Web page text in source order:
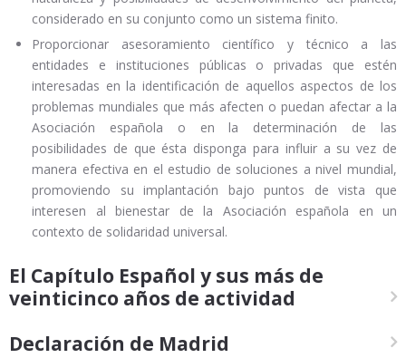
considerado en su conjunto como un sistema finito.
Proporcionar asesoramiento científico y técnico a las
entidades e instituciones públicas o privadas que estén
interesadas en la identificación de aquellos aspectos de los
problemas mundiales que más afecten o puedan afectar a la
Asociación española o en la determinación de las
posibilidades de que ésta disponga para influir a su vez de
manera efectiva en el estudio de soluciones a nivel mundial,
promoviendo su implantación bajo puntos de vista que
interesen al bienestar de la Asociación española en un
contexto de solidaridad universal.
El Capítulo Español y sus más de
veinticinco años de actividad
Declaración de Madrid